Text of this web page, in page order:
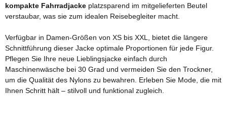
kompakte Fahrradjacke platzsparend im mitgelieferten Beutel
verstaubar, was sie zum idealen Reisebegleiter macht.
Verfügbar in Damen-Größen von XS bis XXL, bietet die längere
Schnittführung dieser Jacke optimale Proportionen für jede Figur.
Pflegen Sie Ihre neue Lieblingsjacke einfach durch
Maschinenwäsche bei 30 Grad und vermeiden Sie den Trockner,
um die Qualität des Nylons zu bewahren. Erleben Sie Mode, die mit
Ihnen Schritt hält – stilvoll und funktional zugleich.